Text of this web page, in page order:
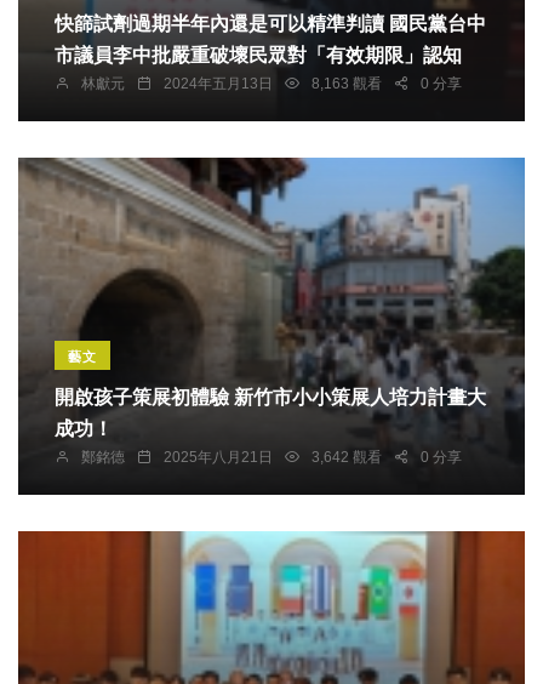
快篩試劑過期半年內還是可以精準判讀 國民黨台中
市議員李中批嚴重破壞民眾對「有效期限」認知
林獻元 2024年五月13日 8,163 觀看 0 分享
藝文
開啟孩子策展初體驗 新竹市小小策展人培力計畫大
成功！
鄭銘德 2025年八月21日 3,642 觀看 0 分享